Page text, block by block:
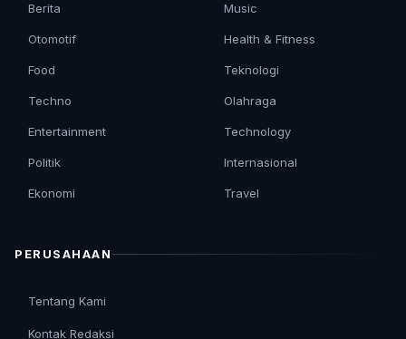
Berita
Otomotif
Music
Health & Fitness
Food
Techno
Entertainment
Politik
Ekonomi
Teknologi
Olahraga
Technology
Internasional
Travel
PERUSAHAAN
Tentang Kami
Kontak Redaksi